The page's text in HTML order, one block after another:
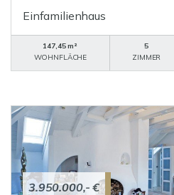
Einfamilienhaus
147,45 m²
WOHNFLÄCHE
5
ZIMMER
3.950.000,- €